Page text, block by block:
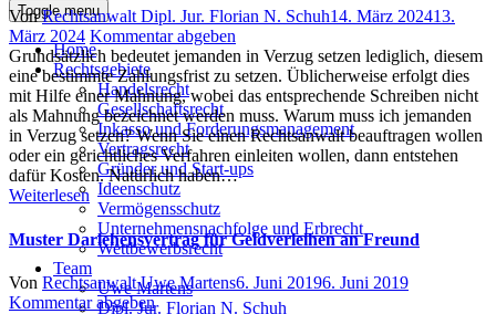
Toggle menu
Home
Rechtsgebiete
Handelsrecht
Gesellschaftsrecht
Inkasso und Forderungsmanagement
Vertragsrecht
Gründer und Start-ups
Ideenschutz
Vermögensschutz
Unternehmensnachfolge und Erbrecht
Wettbewerbsrecht
Team
Uwe Martens
Dipl. Jur. Florian N. Schuh
Author
VonRechtsanwalt Dipl. Jur. Florian N. SchuhPosted
14. März 202413.
März 2024 Kommentar abgeben
Grundsätzlich bedeutet jemanden in Verzug setzen lediglich, diesem
eine bestimmte Zahlungsfrist zu setzen. Üblicherweise erfolgt dies
mit Hilfe einer Mahnung, wobei das entsprechende Schreiben nicht
als Mahnung bezeichnet werden muss. Warum muss ich jemanden
in Verzug setzen? Wenn Sie einen Rechtsanwalt beauftragen wollen
oder ein gerichtliches Verfahren einleiten wollen, dann entstehen
dafür Kosten. Natürlich haben…
Weiterlesen
Muster Darlehensvertrag für Geldverleihen an Freund
Author
Von Rechtsanwalt Uwe MartensPosted
on
6. Juni 20196. Juni 2019
Kommentar abgeben